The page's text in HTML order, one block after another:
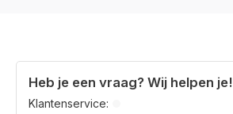
Heb je een vraag? Wij helpen je!
Klantenservice: